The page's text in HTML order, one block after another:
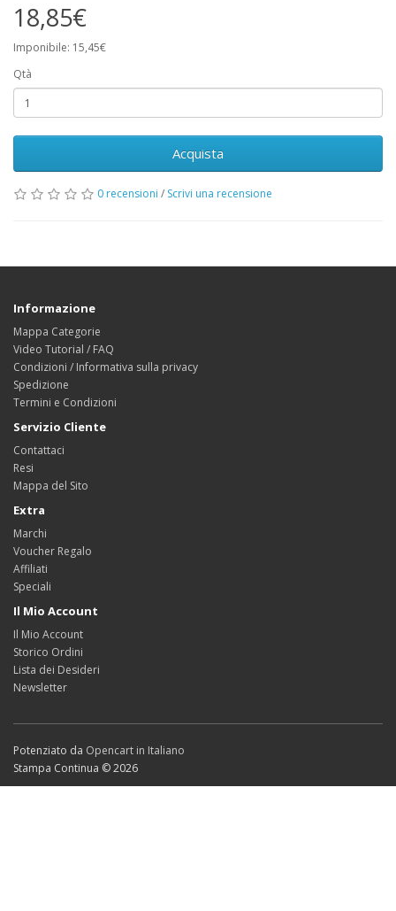
18,85€
Imponibile: 15,45€
Qtà
Acquista
0 recensioni / Scrivi una recensione
Informazione
Mappa Categorie
Video Tutorial / FAQ
Condizioni / Informativa sulla privacy
Spedizione
Termini e Condizioni
Servizio Cliente
Contattaci
Resi
Mappa del Sito
Extra
Marchi
Voucher Regalo
Affiliati
Speciali
Il Mio Account
Il Mio Account
Storico Ordini
Lista dei Desideri
Newsletter
Potenziato da Opencart in Italiano
Stampa Continua © 2026